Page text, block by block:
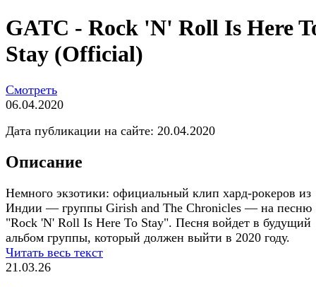
GATC - Rock 'N' Roll Is Here
Stay (Official)
Смотреть
06.04.2020
Дата публикации на сайте: 20.04.2020
Описание
Немного экзотики: официальный клип хард-рокеров из
Индии — группы Girish and The Chronicles — на песню
"Rock 'N' Roll Is Here To Stay". Песня войдет в будущий
альбом группы, который должен выйти в 2020 году.
Читать весь текст
21.03.26